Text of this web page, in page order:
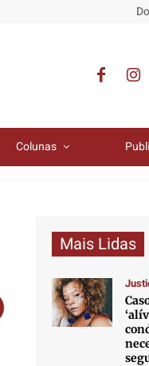
Colunas
Mais Lidas